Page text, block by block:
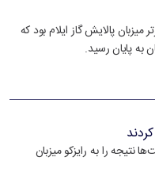
پالایش گاز ایلام بود که
نتیجه را به رایزکو میزبان